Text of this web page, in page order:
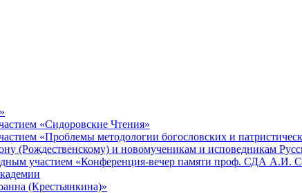
«Сидоровские Чтения»
«Проблемы методологии богословских и
(Рождественскому) и новомученикам и исповедникам
участием «Конференция-вечер памяти проф. СДА А.И.
(Крестьянкина)»